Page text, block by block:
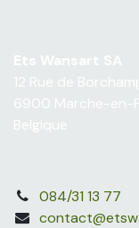
084/31 13 77